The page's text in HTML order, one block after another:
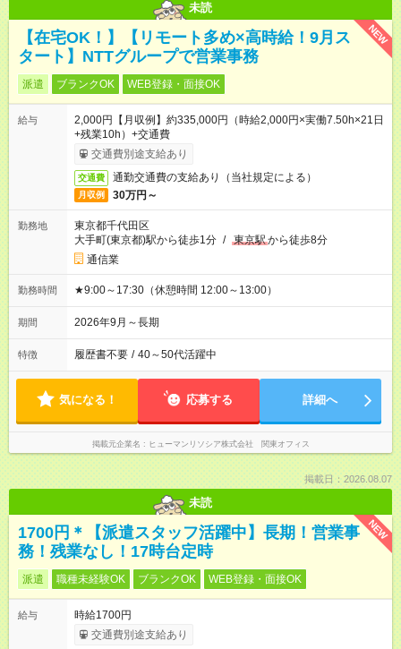
未読
NEW
【在宅OK！】【リモート多め×高時給！9月ス
タート】NTTグループで営業事務
派遣 ブランクOK WEB登録・面接OK
給与
2,000円【月収例】約335,000円（時給2,000円×実働7.50h×21日
+残業10h）+交通費
交通費別途支給あり
交通費 通勤交通費の支給あり（当社規定による）
月収例 30万円～
勤務地
東京都千代田区
大手町(東京都)駅から徒歩1分 / 東京駅から徒歩8分
通信業
勤務時間 ★9:00～17:30（休憩時間 12:00～13:00）
期間 2026年9月～長期
特徴 履歴書不要 / 40～50代活躍中
気になる！ 応募する 詳細へ
掲載元企業名 ヒューマンリソシア株式会社 関東オフィス
掲載日：2026.08.07
未読
NEW
1700円＊【派遣スタッフ活躍中】長期！営業事
務！残業なし！17時台定時
派遣 職種未経験OK ブランクOK WEB登録・面接OK
給与
時給1700円
交通費別途支給あり